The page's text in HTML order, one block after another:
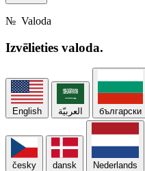
№ Valoda
Izvēlieties valoda.
English العربيّة български
česky dansk Nederlands